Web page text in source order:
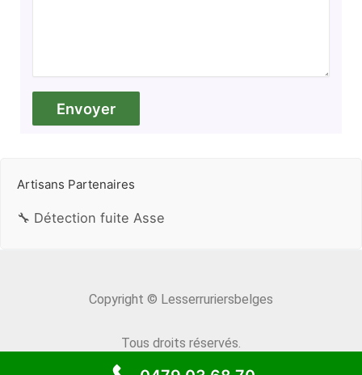
Artisans Partenaires
🔧 Détection fuite Asse
Copyright © Lesserruriersbelges
Tous droits réservés.